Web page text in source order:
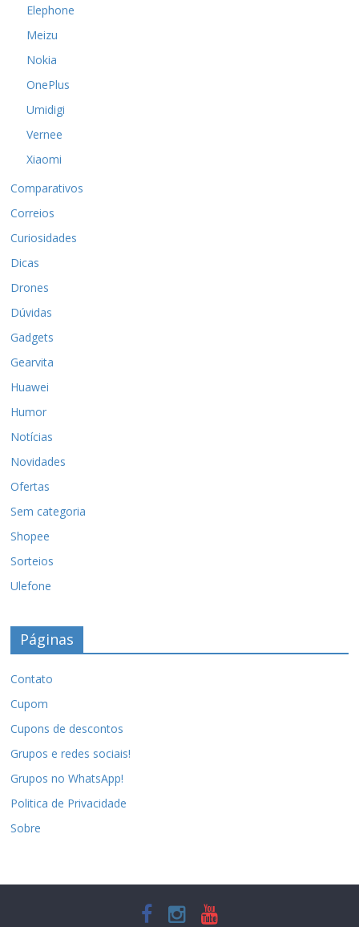
Elephone
Meizu
Nokia
OnePlus
Umidigi
Vernee
Xiaomi
Comparativos
Correios
Curiosidades
Dicas
Drones
Dúvidas
Gadgets
Gearvita
Huawei
Humor
Notícias
Novidades
Ofertas
Sem categoria
Shopee
Sorteios
Ulefone
Páginas
Contato
Cupom
Cupons de descontos
Grupos e redes sociais!
Grupos no WhatsApp!
Politica de Privacidade
Sobre